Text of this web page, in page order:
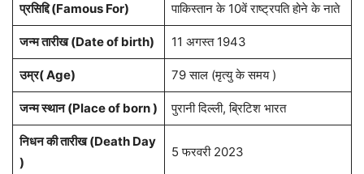
प्रसिद्दि (Famous For) पाकिस्तान के 10वें राष्ट्रपति होने के नाते
जन्म तारीख (Date of birth) 11 अगस्त 1943
उम्र( Age) 79 साल (मृत्यु के समय )
जन्म स्थान (Place of born ) पुरानी दिल्ली, ब्रिटिश भारत
निधन की तारीख (Death Day
)
5 फरवरी 2023